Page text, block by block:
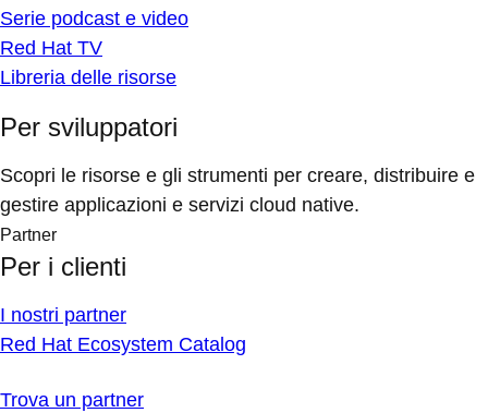
Serie podcast e video
Red Hat TV
Libreria delle risorse
Per sviluppatori
Scopri le risorse e gli strumenti per creare, distribuire e
gestire applicazioni e servizi cloud native.
Partner
Per i clienti
I nostri partner
Red Hat Ecosystem Catalog
Trova un partner